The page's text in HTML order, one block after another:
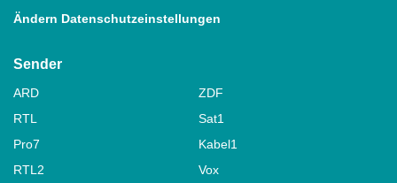
Ändern Datenschutzeinstellungen
Sender
ARD
ZDF
RTL
Sat1
Pro7
Kabel1
RTL2
Vox